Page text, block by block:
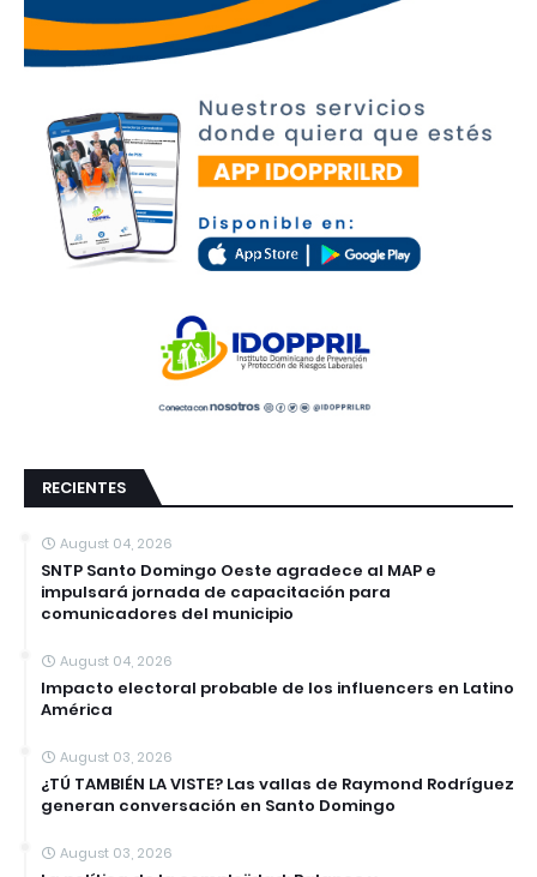
RECIENTES
August 04, 2026
SNTP Santo Domingo Oeste agradece al MAP e
impulsará jornada de capacitación para
comunicadores del municipio
August 04, 2026
Impacto electoral probable de los influencers en Latino
América
August 03, 2026
¿TÚ TAMBIÉN LA VISTE? Las vallas de Raymond Rodríguez
generan conversación en Santo Domingo
August 03, 2026